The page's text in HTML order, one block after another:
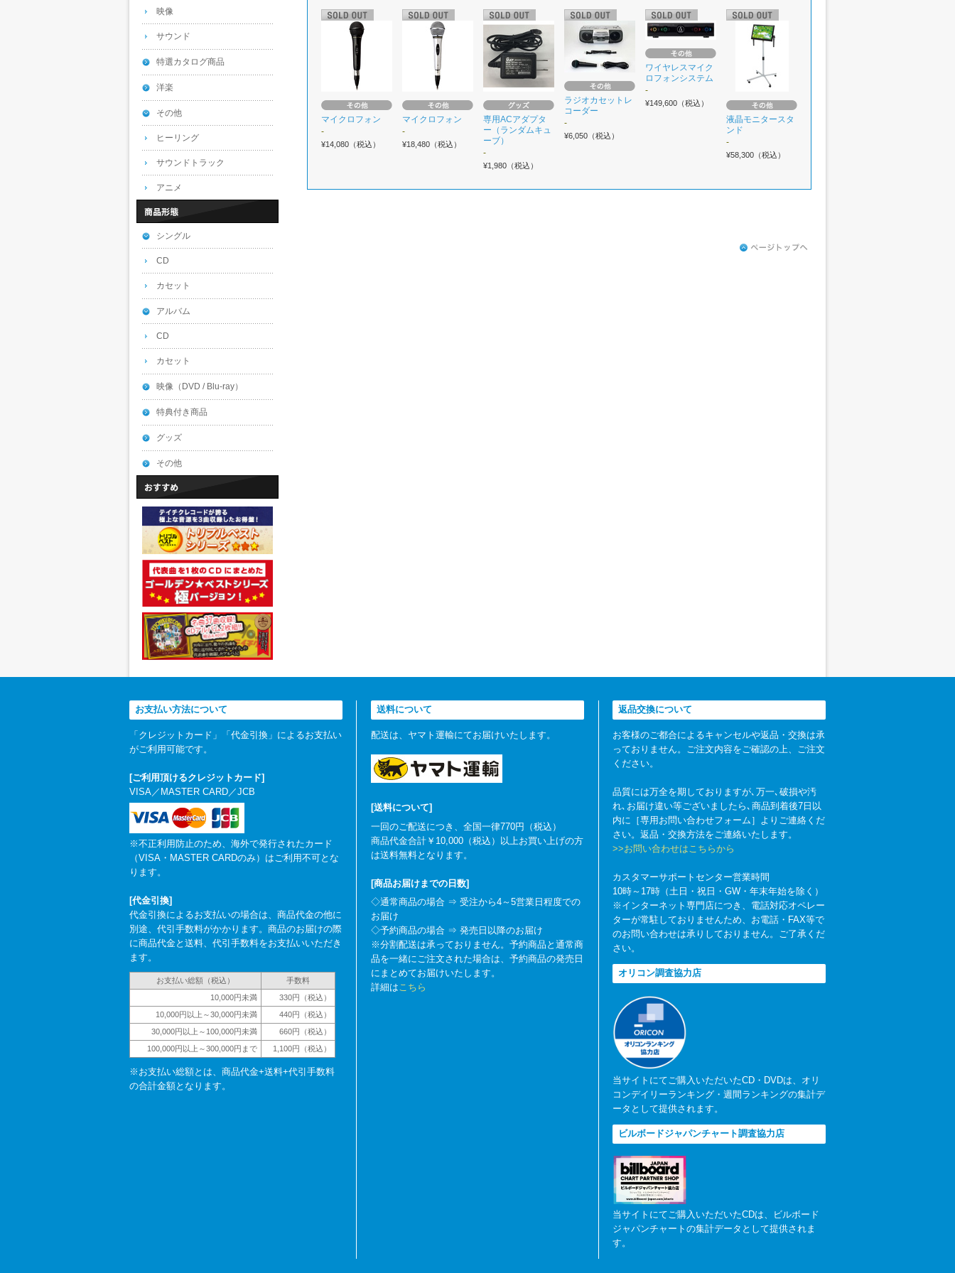
マイクロフォン
-
¥14,080（税込）
マイクロフォン
-
¥18,480（税込）
専用ACアダプタ
ー（ランダムキュ
ーブ）
-
¥1,980（税込）
ラジオカセットレ
コーダー
-
¥6,050（税込）
ワイヤレスマイク
ロフォンシステム
-
¥149,600（税込）
液晶モニタースタ
ンド
-
¥58,300（税込）
映像
サウンド
特選カタログ商品
洋楽
その他
ヒーリング
サウンドトラック
アニメ
シングル
CD
カセット
アルバム
CD
カセット
映像（DVD / Blu-ray）
特典付き商品
グッズ
その他
お支払い方法について
「クレジットカード」「代金引換」によるお支払い
がご利用可能です。
[ご利用頂けるクレジットカード]
VISA／MASTER CARD／JCB
※不正利用防止のため、海外で発行されたカード
（VISA・MASTER CARDのみ）はご利用不可とな
ります。
[代金引換]
代金引換によるお支払いの場合は、商品代金の他に
別途、代引手数料がかかります。商品のお届けの際
に商品代金と送料、代引手数料をお支払いいただき
ます。
お支払い総額（税込）
手数料
10,000円未満
330円（税込）
10,000円以上～30,000円未満
440円（税込）
30,000円以上～100,000円未満
660円（税込）
100,000円以上～300,000円まで
1,100円（税込）
※お支払い総額とは、商品代金+送料+代引手数料
の合計金額となります。
送料について
配送は、ヤマト運輸にてお届けいたします。
[送料について]
一回のご配送につき、全国一律770円（税込）
商品代金合計￥10,000（税込）以上お買い上げの方
は送料無料となります。
[商品お届けまでの日数]
◇通常商品の場合 ⇒ 受注から4～5営業日程度での
お届け
◇予約商品の場合 ⇒ 発売日以降のお届け
※分割配送は承っておりません。予約商品と通常商
品を一緒にご注文された場合は、予約商品の発売日
にまとめてお届けいたします。
詳細はこちら
返品交換について
お客様のご都合によるキャンセルや返品・交換は承
っておりません。ご注文内容をご確認の上、ご注文
ください。
品質には万全を期しておりますが､万一､破損や汚
れ､お届け違い等ございましたら､商品到着後7日以
内に［専用お問い合わせフォーム］よりご連絡くだ
さい。返品・交換方法をご連絡いたします。
>>お問い合わせはこちらから
カスタマーサポートセンター営業時間
10時～17時（土日・祝日・GW・年末年始を除く）
※インターネット専門店につき、電話対応オペレー
ターが常駐しておりませんため、お電話・FAX等で
のお問い合わせは承りしておりません。ご了承くだ
さい。
オリコン調査協力店
当サイトにてご購入いただいたCD・DVDは、オリ
コンデイリーランキング・週間ランキングの集計デ
ータとして提供されます。
ビルボードジャパンチャート調査協力店
当サイトにてご購入いただいたCDは、ビルボード
ジャパンチャートの集計データとして提供されま
す。